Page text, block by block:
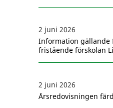
2 juni 2026
Information gällande
fristående förskolan
2 juni 2026
Årsredovisningen